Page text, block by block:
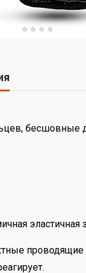
бесшовные